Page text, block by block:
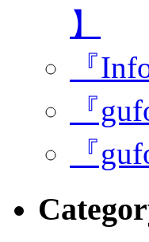
】
『
『
『